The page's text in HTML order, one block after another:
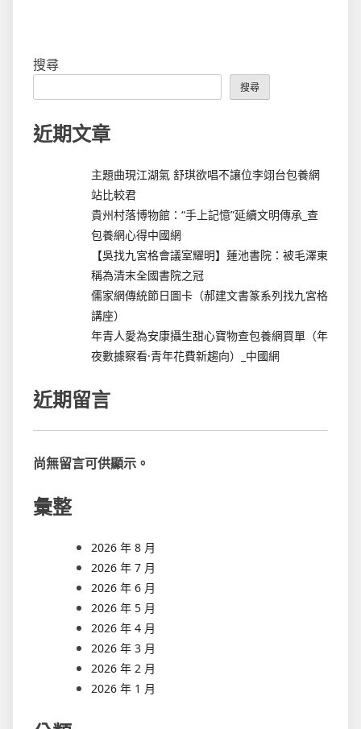
搜尋
搜尋
近期文章
主題曲現江湖氣 舒琪欲唱不讓位李翊台包養網
站比較君
貴州村落博物館：“手上記憶”延續文明傳承_查
包養網心得中國網
【吳找九宮格會議室耀明】蓮池書院：被毛澤東
稱為清末全國書院之冠
儒家網傳統節日圖卡（郝建文書篆系列找九宮格
講座）
年青人愛為安康攝生甜心寶物查包養網買單（年
夜數據察看·青年花費新趨向）_中國網
近期留言
尚無留言可供顯示。
彙整
2026 年 8 月
2026 年 7 月
2026 年 6 月
2026 年 5 月
2026 年 4 月
2026 年 3 月
2026 年 2 月
2026 年 1 月